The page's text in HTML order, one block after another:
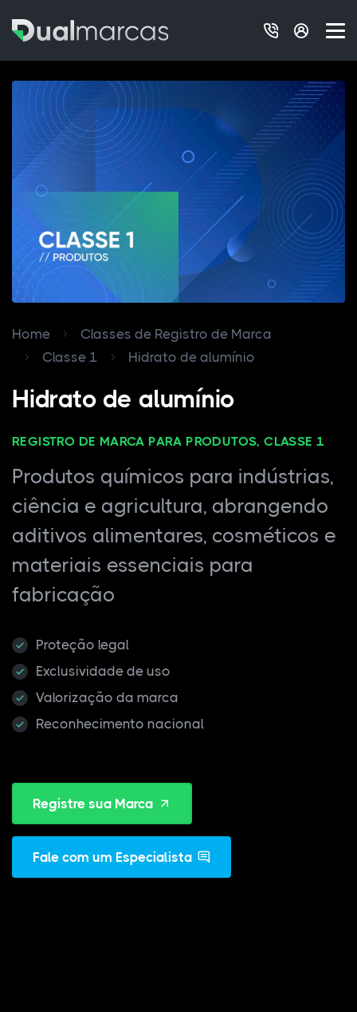
Home
Classes de Registro de Marca
Classe 1
Hidrato de alumínio
Hidrato de alumínio
REGISTRO DE MARCA PARA PRODUTOS, CLASSE 1
Produtos químicos para indústrias,
ciência e agricultura, abrangendo
aditivos alimentares, cosméticos e
materiais essenciais para
fabricação
Proteção legal
Exclusividade de uso
Valorização da marca
Reconhecimento nacional
Registre sua Marca
Fale com um Especialista